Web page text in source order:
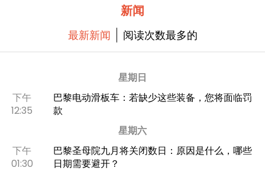
新闻
最新新闻 阅读次数最多的
星期日
下午
12:35
巴黎电动滑板车：若缺少这些装备，您将面临罚
款
星期六
下午
01:30
巴黎圣母院九月将关闭数日：原因是什么，哪些
日期需要避开？